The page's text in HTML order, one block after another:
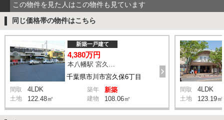
この物件を見た人はこの物件も見ています
同じ価格帯の物件はこちら
千葉県市川市宮久保6丁目
新築一戸建て
4,380万円
間取 4LDK 築年 新築
土地 122.48㎡ 建物 108.06㎡
間取 4LDK
土地 123.19㎡